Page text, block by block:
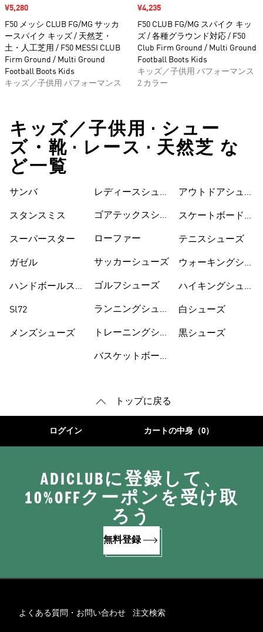
セール価格
¥5,280
F50 メッシ CLUB FG/MG サッカ
ースパイク キッズ / 天然芝・
土・人工芝用 / F50 MESSI CLUB
Firm Ground / Multi Ground
Football Boots Kids
キッズ／子供用 パフォーマンス
セール価格
¥4,235
F50 CLUB FG/MG スパイク キッ
ズ / 各種グラウンド対応 / F50
Club Firm Ground / Multi Ground
Football Boots Kids
キッズ／子供用 パフォーマンス
2 カラー
キッズ／子供用 • シュー
ズ・靴 • レース • 天然芝 な
ど一覧
サンバ
スタンスミス
スーパースター
ガゼル
ハンドボールスペ
Sl72
メンズシューズ
レディースシュー
ゴアテックスシュ
ローファー
サッカーシューズ
ゴルフシューズ
ランニングシュー
トレーニングシュ
バスケットボール
シューズ
アウトドアシュー
スケートボードシ
テニスシューズ
ウォーキングシュ
ハイキングシュー
白シューズ
黒シューズ
トップに戻る
ログイン カートの中身（0）
ADICLUBに登録して、
10%OFFクーポンを受け取
ろう
無料登録
よくある質問・お問い合わせ 注文検索